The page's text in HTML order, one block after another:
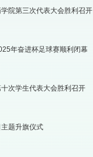
院第三次代表大会胜利召开
年奋进杯足球赛顺利闭幕
次学生代表大会胜利召开
题升旗仪式